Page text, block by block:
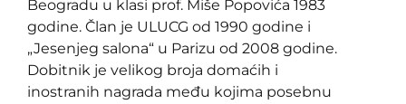
Beogradu u klasi prof. Miše Popovića 1983
godine. Član je ULUCG od 1990 godine i
„Jesenjeg salona“ u Parizu od 2008 godine.
Dobitnik je velikog broja domaćih i
inostranih nagrada među kojima posebnu